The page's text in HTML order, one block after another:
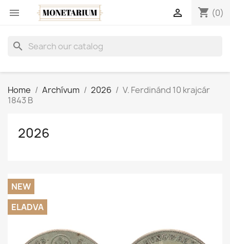
 shopping_cart (0)

search
Home Archívum 2026
V. Ferdinánd 10 krajcár
1843 B
2026
NEW
ELADVA